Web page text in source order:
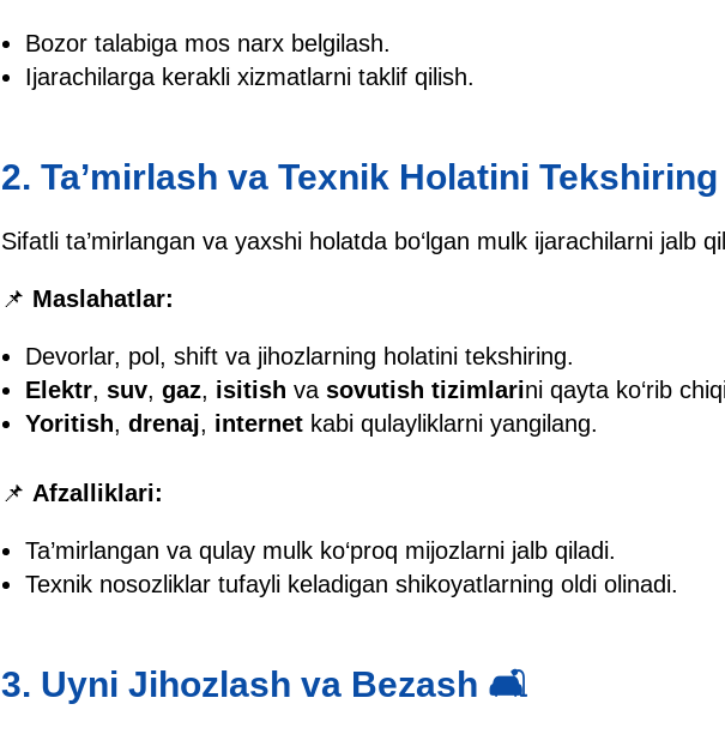
Bozor talabiga mos narx belgilash.
Ijarachilarga kerakli xizmatlarni taklif qilish.
2. Ta’mirlash va Texnik Holatini Tekshiring
Sifatli ta’mirlangan va yaxshi holatda bo‘lgan mulk ijarachilarni jalb
📌 Maslahatlar:
Devorlar, pol, shift va jihozlarning holatini tekshiring.
Elektr, suv, gaz, isitish va sovutish tizimlarini qayta ko‘rib
Yoritish, drenaj, internet kabi qulayliklarni yangilang.
📌 Afzalliklari:
Ta’mirlangan va qulay mulk ko‘proq mijozlarni jalb qiladi.
Texnik nosozliklar tufayli keladigan shikoyatlarning oldi olinadi.
3. Uyni Jihozlash va Bezash 🛋